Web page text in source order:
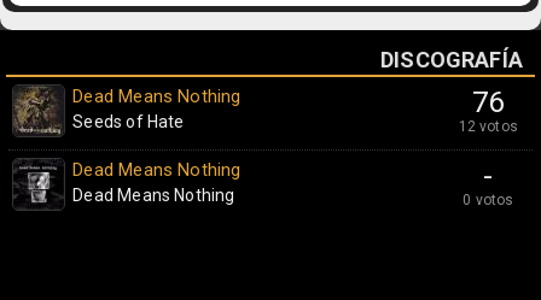
DISCOGRAFÍA
76
12 votos
Dead Means Nothing
Seeds of Hate
-
0 votos
Dead Means Nothing
Dead Means Nothing